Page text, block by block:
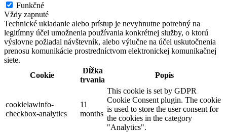
Funkčné
Vždy zapnuté
Technické ukladanie alebo prístup je nevyhnutne potrebný na
legitímny účel umožnenia používania konkrétnej služby, o ktorú
výslovne požiadal návštevník, alebo výlučne na účel uskutočnenia
prenosu komunikácie prostredníctvom elektronickej komunikačnej
siete.
Cookie
Dĺžka
trvania
Popis
cookielawinfo-
checkbox-analytics
11
months
This cookie is set by GDPR
Cookie Consent plugin. The cookie
is used to store the user consent for
the cookies in the category
"Analytics".